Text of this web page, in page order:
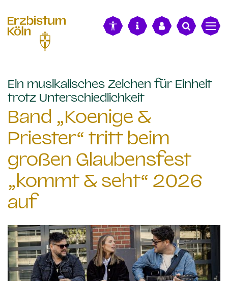
Ein musikalisches Zeichen für Einheit
trotz Unterschiedlichkeit:
Band „Koenige &
Priester“ tritt beim
großen Glaubensfest
„kommt & seht“ 2026
auf